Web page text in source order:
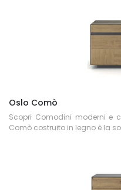
Oslo Comò
Scopri Comodini moderni e
Comò costruito in legno è la